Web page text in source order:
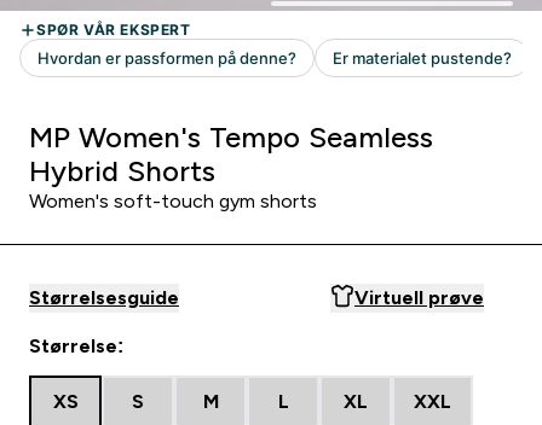
MP Women's Tempo Seamless
Hybrid Shorts
Women's soft-touch gym shorts
Størrelsesguide Virtuell prøve
Størrelse:
XS S M L XL XXL